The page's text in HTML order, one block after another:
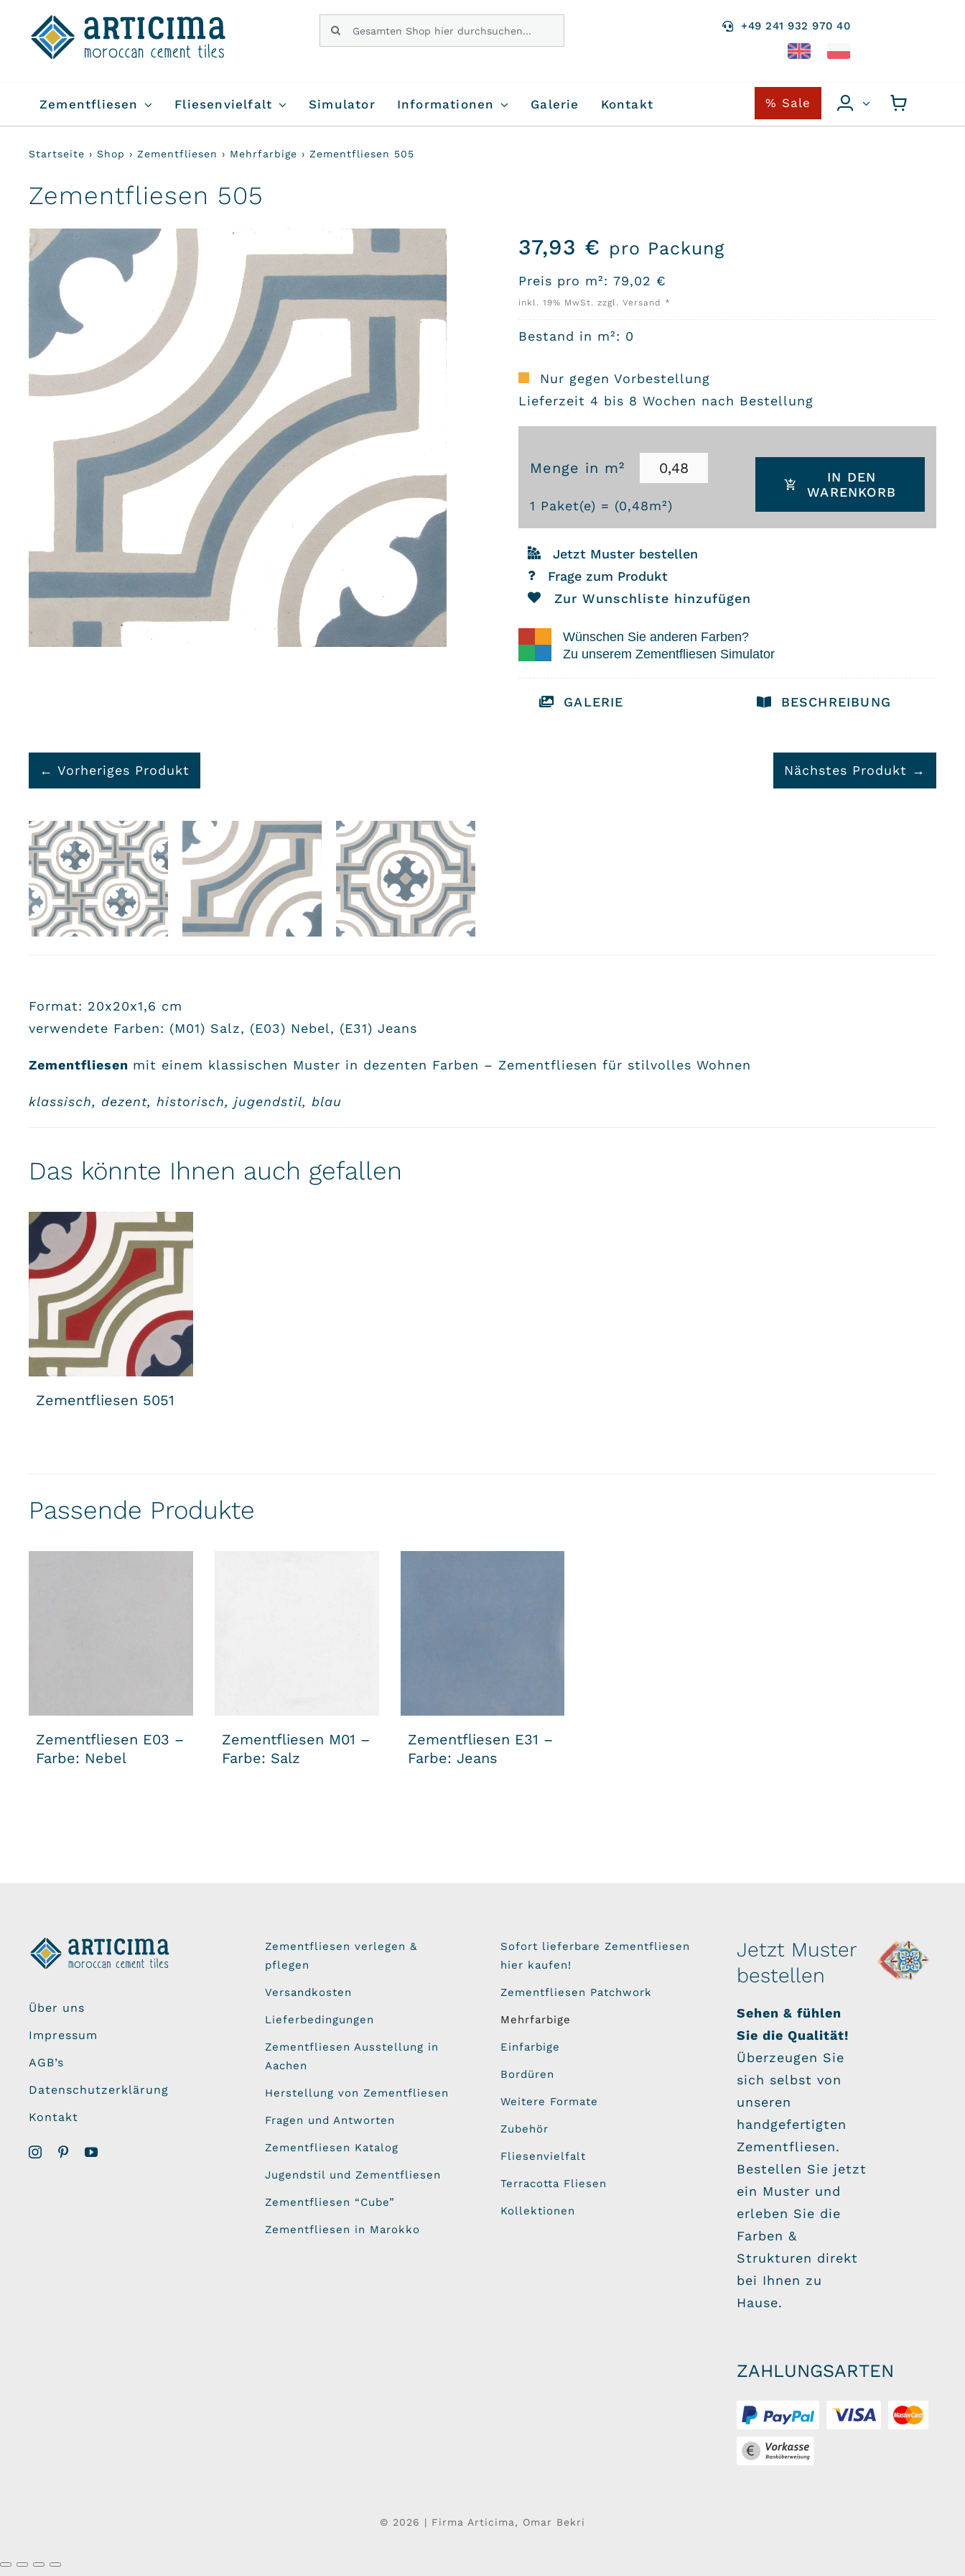
content
Suche
nach:
+49 241 932 970 40
Zementfliesen Fliesenvielfalt Simulator Informationen Galerie Kontakt % Sale
Startseite › Shop › Zementfliesen › Mehrfarbige › Zementfliesen 505
Zementfliesen 505
37,93 € pro Packung
Preis pro m²: 79,02 €
inkl. 19% MwSt. zzgl. Versand *
Bestand in m²: 0
Nur gegen Vorbestellung
Lieferzeit 4 bis 8 Wochen nach Bestellung
Menge in m²
1 Paket(e) = (0,48m²)
Menge
IN DEN
WARENKORB
Jetzt Muster bestellen
Frage zum Produkt
Zur Wunschliste hinzufügen
Wünschen Sie anderen Farben?
Zu unserem Zementfliesen Simulator
GALERIE BESCHREIBUNG
← Vorheriges Produkt Nächstes Produkt →
Format: 20x20x1,6 cm
verwendete Farben: (M01) Salz, (E03) Nebel, (E31) Jeans
Zementfliesen mit einem klassischen Muster in dezenten Farben – Zementfliesen für stilvolles Wohnen
klassisch, dezent, historisch, jugendstil, blau
Das könnte Ihnen auch gefallen
Zementfliesen 5051
Passende Produkte
Zementfliesen E03 –
Farbe: Nebel
Zementfliesen M01 –
Farbe: Salz
Zementfliesen E31 –
Farbe: Jeans
Über uns
Impressum
AGB’s
Datenschutzerklärung
Kontakt
Zementfliesen verlegen &
pflegen
Versandkosten
Lieferbedingungen
Zementfliesen Ausstellung in
Aachen
Herstellung von Zementfliesen
Fragen und Antworten
Zementfliesen Katalog
Jugendstil und Zementfliesen
Zementfliesen “Cube”
Zementfliesen in Marokko
Sofort lieferbare Zementfliesen
hier kaufen!
Zementfliesen Patchwork
Mehrfarbige
Einfarbige
Bordüren
Weitere Formate
Zubehör
Fliesenvielfalt
Terracotta Fliesen
Kollektionen
Jetzt Muster
bestellen
Sehen & fühlen
Sie die Qualität!
Überzeugen Sie
sich selbst von
unseren
handgefertigten
Zementfliesen.
Bestellen Sie jetzt
ein Muster und
erleben Sie die
Farben &
Strukturen direkt
bei Ihnen zu
Hause.
ZAHLUNGSARTEN
© 2026 | Firma Articima, Omar Bekri